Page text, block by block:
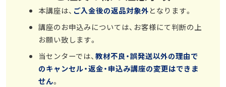
本講座は、 ご入金後の返品対象外となります。
講座のお申込みについては、お客様にて判断の上
お願い致します。
当センターでは、 教材不良・誤発送以外の理由で
のキャンセル・返金・申込み講座の変更はできま
せん。